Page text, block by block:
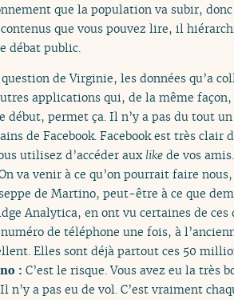
que la population va subir,
que vous pouvez lire, il
débat public.
de Virginie, les données qu’a
applications qui, de la même
début, permet ça. Il n’y a pas du tout
de Facebook. Facebook est très
utilisez d’accéder aux like de vos amis.
va venir à ce qu’on pourrait faire
de Martino, peut-être à ce que
Analytica, en ont vu certaines de
de téléphone une fois, à
Elles sont déjà partout ces 50
: C’est le risque. Vous avez eu la très
n’y a pas eu de vol. C’est vraiment